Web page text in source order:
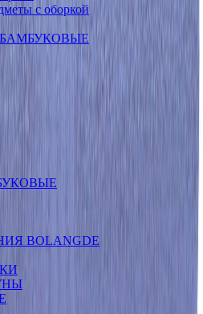
с оборкой
BOLANGDE